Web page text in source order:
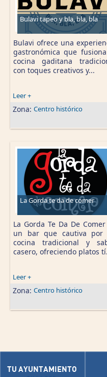
Bulavi tapeo y bla, bla, bla
Bulavi ofrece una
gastronómica que
cocina gaditana
con toques creativos y...
Leer +
Zona: Centro histórico
La Gorda te da de comer
La Gorda Te Da De
un bar que cautiva por
cocina tradicional y
casero, ofreciendo platos
Leer +
Zona: Centro histórico
TU AYUNTAMIENTO